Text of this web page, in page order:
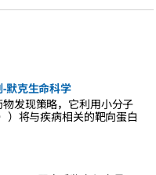
默克生命科学
发现策略，它利用小分子
）将与疾病相关的靶向蛋白